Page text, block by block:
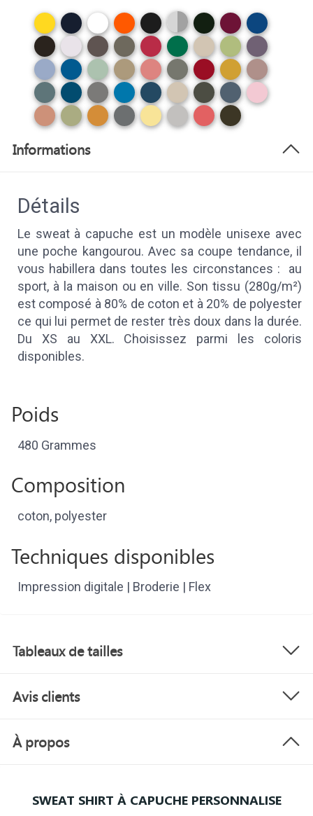
Informations
Détails
Le sweat à capuche est un modèle unisexe avec
une poche kangourou. Avec sa coupe tendance, il
vous habillera dans toutes les circonstances : au
sport, à la maison ou en ville. Son tissu (280g/m²)
est composé à 80% de coton et à 20% de polyester
ce qui lui permet de rester très doux dans la durée.
Du XS au XXL. Choisissez parmi les coloris
disponibles.
Poids
480 Grammes
Composition
coton, polyester
Techniques disponibles
Impression digitale | Broderie | Flex
Tableaux de tailles
Avis clients
À propos
SWEAT SHIRT À CAPUCHE PERSONNALISE